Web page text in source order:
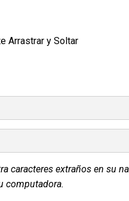
Arrastrar y Soltar
caracteres extraños en su
computadora.